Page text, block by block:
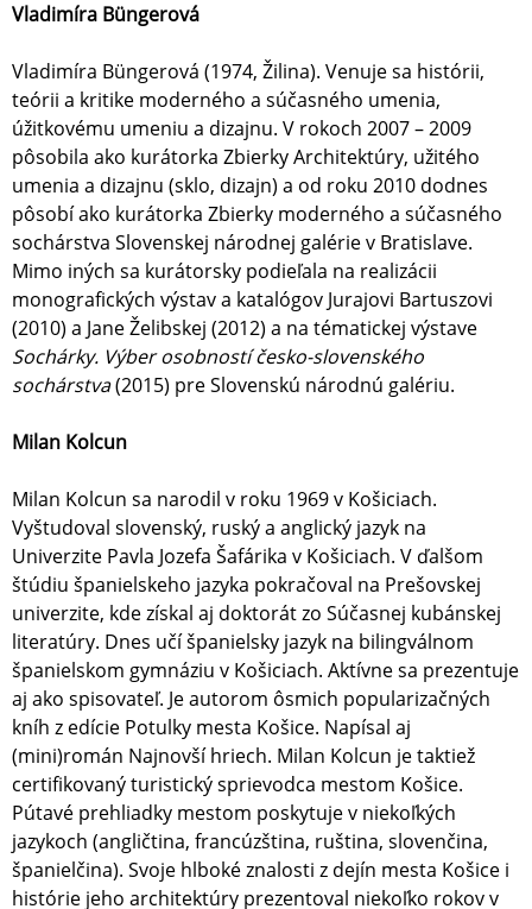
Vladimíra Büngerová
Vladimíra Büngerová (1974, Žilina). Venuje sa histórii,
teórii a kritike moderného a súčasného umenia,
úžitkovému umeniu a dizajnu. V rokoch 2007 – 2009
pôsobila ako kurátorka Zbierky Architektúry, užitého
umenia a dizajnu (sklo, dizajn) a od roku 2010 dodnes
pôsobí ako kurátorka Zbierky moderného a súčasného
sochárstva Slovenskej národnej galérie v Bratislave.
Mimo iných sa kurátorsky podieľala na realizácii
monografických výstav a katalógov Jurajovi Bartuszovi
(2010) a Jane Želibskej (2012) a na tématickej výstave
Sochárky. Výber osobností česko-slovenského
sochárstva(2015) pre Slovenskú národnú galériu.
Milan Kolcun
Milan Kolcun sa narodil v roku 1969 v Košiciach.
Vyštudoval slovenský, ruský a anglický jazyk na
Univerzite Pavla Jozefa Šafárika v Košiciach. V ďalšom
štúdiu španielskeho jazyka pokračoval na Prešovskej
univerzite, kde získal aj doktorát zo Súčasnej kubánskej
literatúry. Dnes učí španielsky jazyk na bilingválnom
španielskom gymnáziu v Košiciach. Aktívne sa prezentuje
aj ako spisovateľ. Je autorom ôsmich popularizačných
kníh z edície Potulky mesta Košice. Napísal aj
(mini)román Najnovší hriech. Milan Kolcun je taktiež
certifikovaný turistický sprievodca mestom Košice.
Pútavé prehliadky mestom poskytuje v niekoľkých
jazykoch (angličtina, francúzština, ruština, slovenčina,
španielčina). Svoje hlboké znalosti z dejín mesta Košice i
histórie jeho architektúry prezentoval niekoľko rokov v